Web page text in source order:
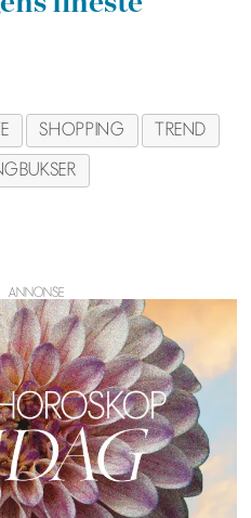
SHOPPING
TREND